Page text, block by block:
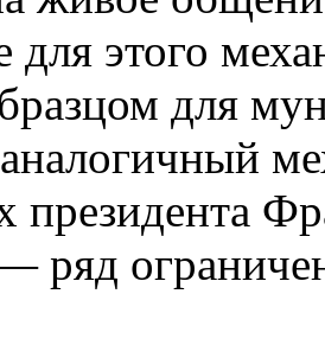
для этого
для
президента
ряд